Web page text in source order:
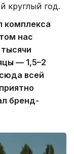
круглый год.
комплекса
нас
— 1,5–2
всей
бренд-